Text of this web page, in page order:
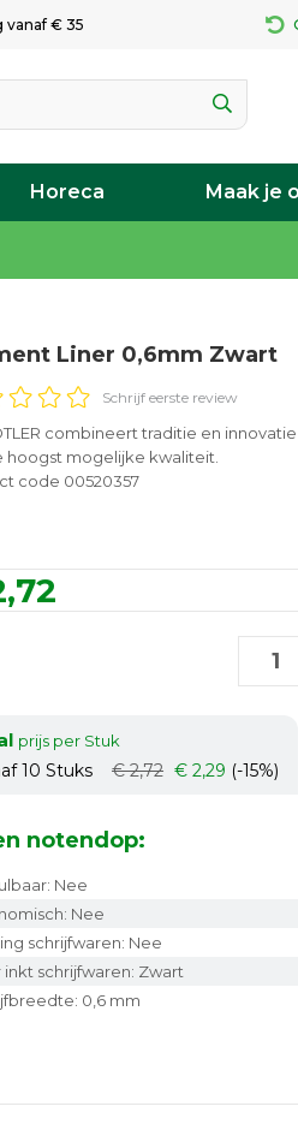
vanaf € 35
Horeca Maak je
Liner 0,6mm Zwart
Schrijf eerste review
combineert traditie en
hoogst mogelijke kwaliteit.
code 00520357
prijs per Stuk
10Stuks € 2,72 € 2,29 (-15%)
notendop:
Nee
Nee
schrijfwaren: Nee
inkt schrijfwaren: Zwart
0,6 mm